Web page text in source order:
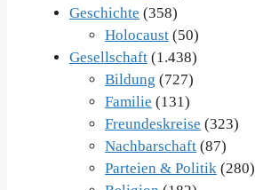
Geschichte (358)
Holocaust (50)
Gesellschaft (1.438)
Bildung (727)
Familie (131)
Freundeskreise (323)
Nachbarschaft (87)
Parteien & Politik (280)